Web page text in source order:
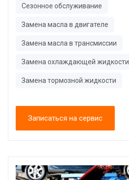
Сезонное обслуживание
Замена масла в двигателе
Замена масла в трансмиссии
Замена охлаждающей жидкости
Замена тормозной жидкости
Записаться на сервис